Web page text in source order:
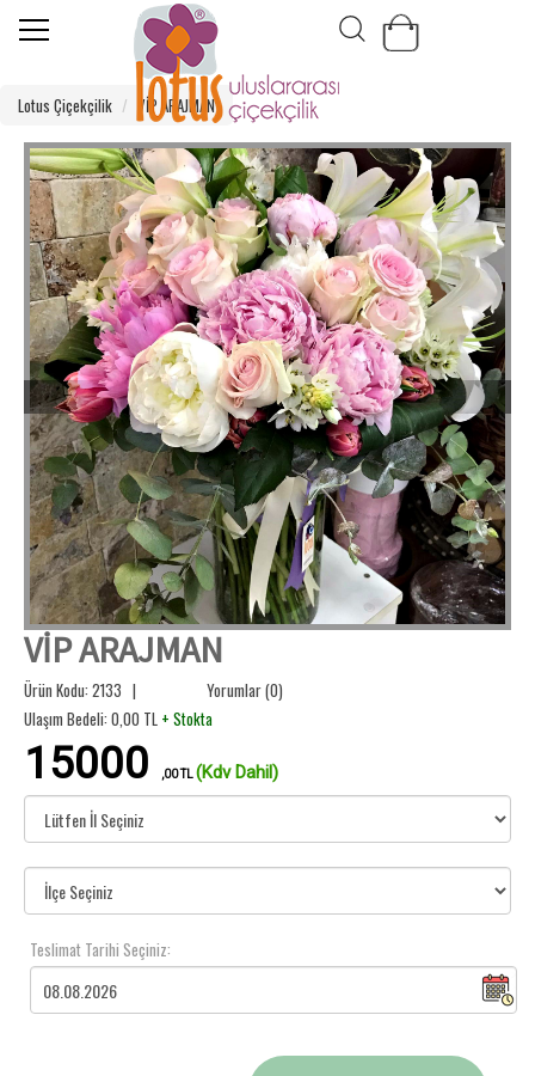
Lotus Çiçekçilik VİP ARAJMAN
VİP ARAJMAN
Ürün Kodu: 2133 |
Yorumlar (0)
Ulaşım Bedeli: 0,00 TL + Stokta
15000 ,00 TL(Kdv Dahil)
Teslimat Tarihi Seçiniz: